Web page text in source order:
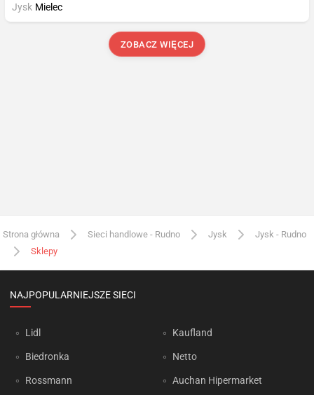
Jysk Mielec
ZOBACZ WIĘCEJ
Strona główna Sieci handlowe - Rudno Jysk
Jysk - Rudno
Sklepy
NAJPOPULARNIEJSZE SIECI
Lidl
Biedronka
Rossmann
Kaufland
Netto
Auchan Hipermarket